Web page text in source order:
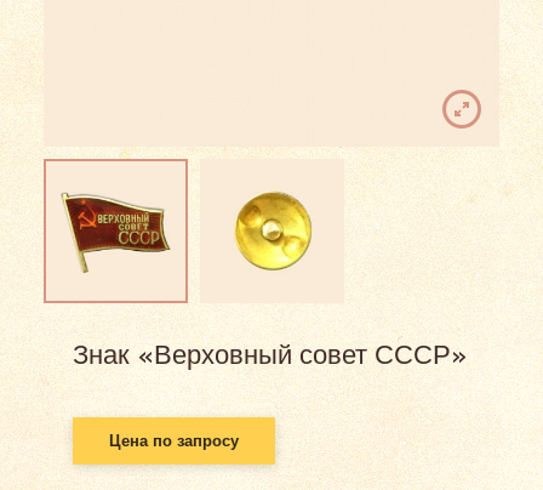
Знак «Верховный совет СССР»
Цена по запросу